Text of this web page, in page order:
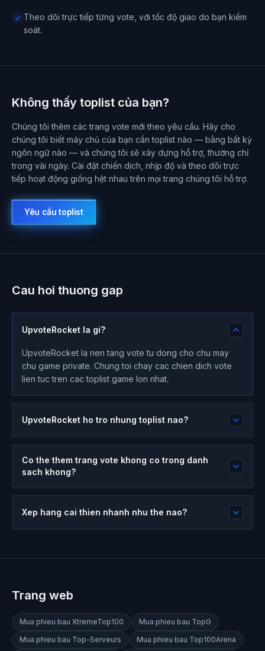
Theo dõi trực tiếp từng vote, với tốc độ giao do bạn kiểm
soát.
Không thấy toplist của bạn?
Chúng tôi thêm các trang vote mới theo yêu cầu. Hãy cho
chúng tôi biết máy chủ của bạn cần toplist nào — bằng bất kỳ
ngôn ngữ nào — và chúng tôi sẽ xây dựng hỗ trợ, thường chỉ
trong vài ngày. Cài đặt chiến dịch, nhịp độ và theo dõi trực
tiếp hoạt động giống hệt nhau trên mọi trang chúng tôi hỗ trợ.
Yêu cầu toplist
Cau hoi thuong gap
UpvoteRocket la gi?
UpvoteRocket la nen tang vote tu dong cho chu may
chu game private. Chung toi chay cac chien dich vote
lien tuc tren cac toplist game lon nhat.
UpvoteRocket ho tro nhung toplist nao?
Co the them trang vote khong co trong danh
sach khong?
Xep hang cai thien nhanh nhu the nao?
Trang web
Mua phieu bau XtremeTop100 Mua phieu bau TopG
Mua phieu bau Top-Serveurs Mua phieu bau Top100Arena